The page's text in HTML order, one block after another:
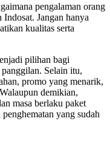
pengalaman orang
Jangan hanya
kualitas serta
pilihan bagi
Selain itu,
promo yang menarik,
demikian,
masa berlaku paket
yang sudah